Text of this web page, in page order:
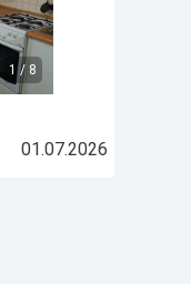
1 / 8
01.07.2026